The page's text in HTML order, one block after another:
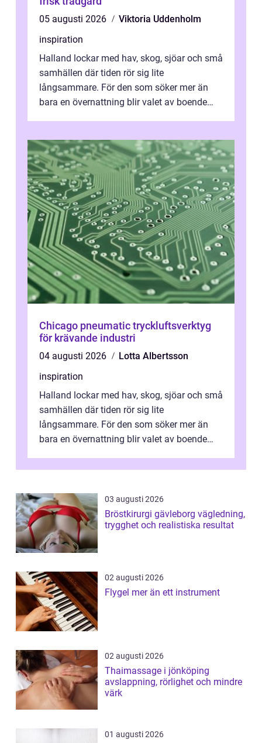
05 augusti 2026
Viktoria Uddenholm
inspiration
Halland lockar med hav, skog, sjöar och små
samhällen där tiden rör sig lite
långsammare. För den som söker mer än
bara en övernattning blir valet av boende
Chicago pneumatic tryckluftsverktyg
för krävande industri
04 augusti 2026
Lotta Albertsson
inspiration
Halland lockar med hav, skog, sjöar och små
samhällen där tiden rör sig lite
långsammare. För den som söker mer än
bara en övernattning blir valet av boende
utgå...
03 augusti 2026
Bröstkirurgi gävleborg vägledning,
trygghet och realistiska resultat
02 augusti 2026
Flygel mer än ett instrument
02 augusti 2026
Thaimassage i jönköping
avslappning, rörlighet och mindre
värk
01 augusti 2026